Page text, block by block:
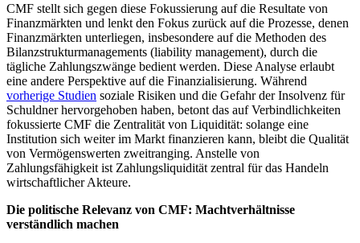
CMF stellt sich gegen diese Fokussierung auf die Resultate von
Finanzmärkten und lenkt den Fokus zurück auf die Prozesse, denen
Finanzmärkten unterliegen, insbesondere auf die Methoden des
Bilanzstrukturmanagements (liability management), durch die
tägliche Zahlungszwänge bedient werden. Diese Analyse erlaubt
eine andere Perspektive auf die Finanzialisierung. Während
vorherige Studien soziale Risiken und die Gefahr der Insolvenz für
Schuldner hervorgehoben haben, betont das auf Verbindlichkeiten
fokussierte CMF die Zentralität von Liquidität: solange eine
Institution sich weiter im Markt finanzieren kann, bleibt die Qualität
von Vermögenswerten zweitranging. Anstelle von
Zahlungsfähigkeit ist Zahlungsliquidität zentral für das Handeln
wirtschaftlicher Akteure.
Die politische Relevanz von CMF: Machtverhältnisse
verständlich machen